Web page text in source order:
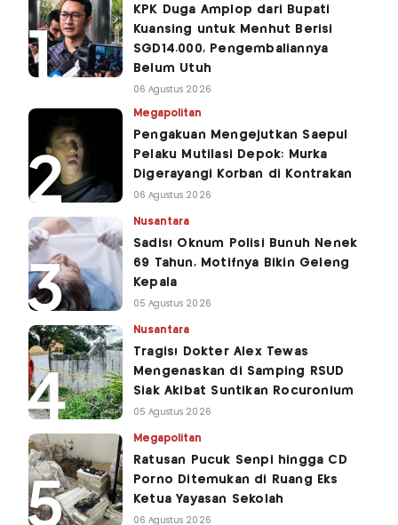
KPK Duga Amplop dari Bupati
Kuansing untuk Menhut Berisi
SGD14.000, Pengembaliannya
Belum Utuh
06 Agustus 2026
Megapolitan
Pengakuan Mengejutkan Saepul
Pelaku Mutilasi Depok: Murka
Digerayangi Korban di Kontrakan
06 Agustus 2026
Nusantara
Sadis! Oknum Polisi Bunuh Nenek
69 Tahun, Motifnya Bikin Geleng
Kepala
05 Agustus 2026
Nusantara
Tragis! Dokter Alex Tewas
Mengenaskan di Samping RSUD
Siak Akibat Suntikan Rocuronium
05 Agustus 2026
Megapolitan
Ratusan Pucuk Senpi hingga CD
Porno Ditemukan di Ruang Eks
Ketua Yayasan Sekolah
06 Agustus 2026